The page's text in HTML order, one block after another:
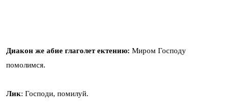
Диакон же абие глаголет ектению: Миром Господу
помолимся.
Лик: Господи, помилуй.